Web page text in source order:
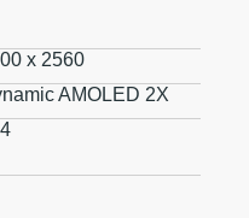
x 2560
AMOLED 2X